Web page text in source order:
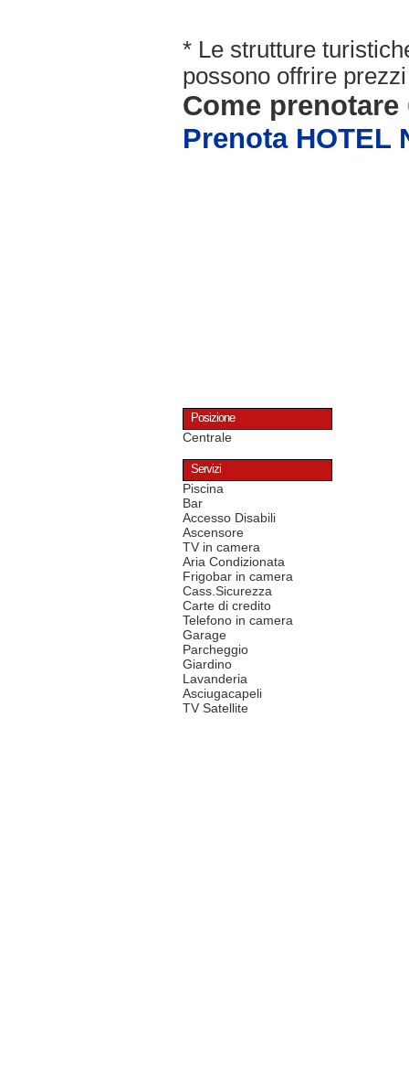
* Le strutture
possono offrire
Come prenotare
Prenota HOTEL
Posizione
Centrale
Servizi
Piscina
Bar
Accesso Disabili
Ascensore
TV in camera
Aria Condizionata
Frigobar in camera
Cass.Sicurezza
Carte di credito
Telefono in camera
Garage
Parcheggio
Giardino
Lavanderia
Asciugacapeli
TV Satellite